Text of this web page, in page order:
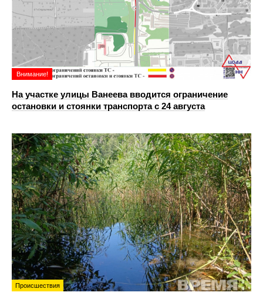
Внимание!
На участке улицы Ванеева вводится ограничение
остановки и стоянки транспорта с 24 августа
Происшествия